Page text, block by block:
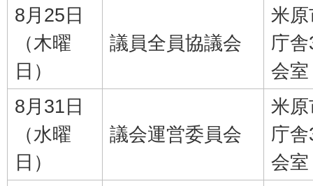
8月25日
（木曜
日）
議員全員協議会
米
庁
会室
8月31日
（水曜
日）
議会運営委員会
米
庁
会室